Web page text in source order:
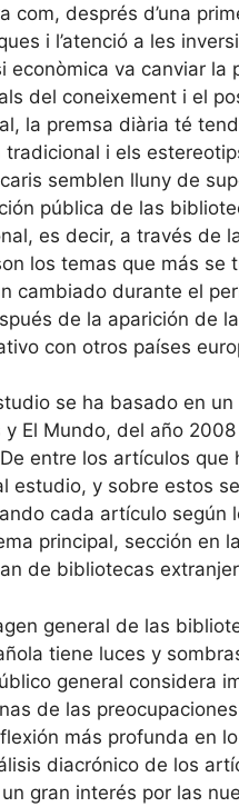
com, després d’una
i l’atenció a les
econòmica va canviar la
del coneixement i el
la premsa diària té
i els
semblen lluny de
pública de las
es decir, a través de
los temas que más se
cambiado durante el
de la aparición de
con otros países
se ha basado en
y El Mundo, del año
entre los artículos
estudio, y sobre estos
cada artículo
principal, sección en
de bibliotecas
general de las
tiene luces y
general considera
de las
más profunda en
diacrónico de los
gran interés por las